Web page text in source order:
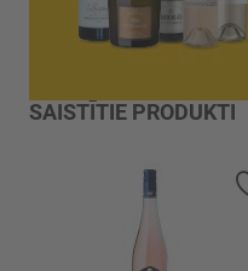
SAISTĪTIE PRODUKTI